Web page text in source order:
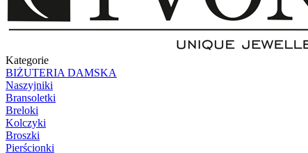
Kategorie
BIŻUTERIA DAMSKA
Naszyjniki
Bransoletki
Breloki
Kolczyki
Broszki
Pierścionki